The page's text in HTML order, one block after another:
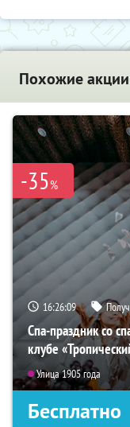
Похожие
-35%
16:26:07
Спа-праздник со
клубе
Улица 1905 года
Бесплатно